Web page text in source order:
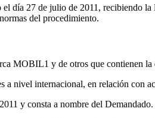
día 27 de julio de 2011, recibiendo
del procedimiento.
MOBIL1 y de otros que contienen
nivel internacional, en relación con
y consta a nombre del Demandado.